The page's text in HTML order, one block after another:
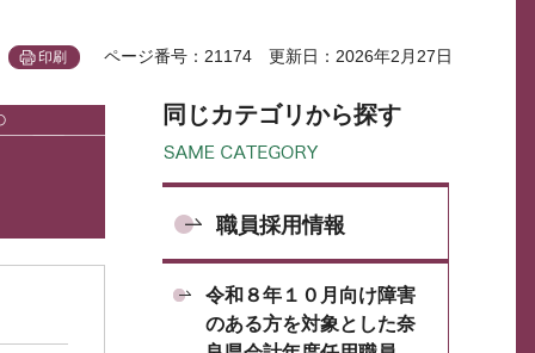
印刷 ページ番号：21174 更新日：2026年2月27日
同じカテゴリから探す
職員採用情報
令和８年１０月向け障害
のある方を対象とした奈